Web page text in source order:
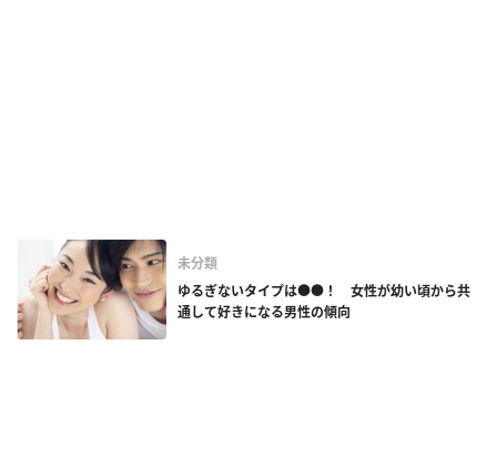
未分類
ゆるぎないタイプは●●！ 女性が幼い頃から共
通して好きになる男性の傾向